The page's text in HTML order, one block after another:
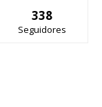
338
Seguidores